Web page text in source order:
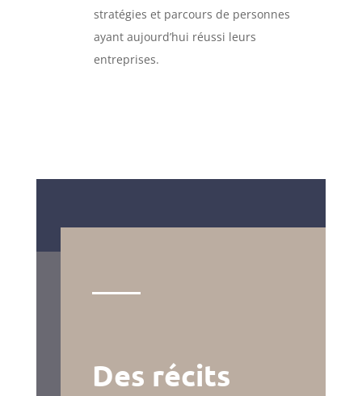
stratégies et parcours de personnes
ayant aujourd’hui réussi leurs
entreprises.
Des récits